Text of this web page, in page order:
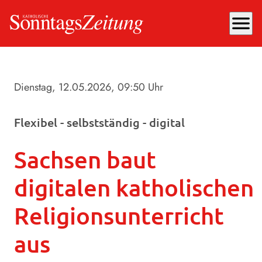
menu
Dienstag, 12.05.2026, 09:50 Uhr
Flexibel - selbstständig - digital
Sachsen baut
digitalen katholischen
Religionsunterricht
aus